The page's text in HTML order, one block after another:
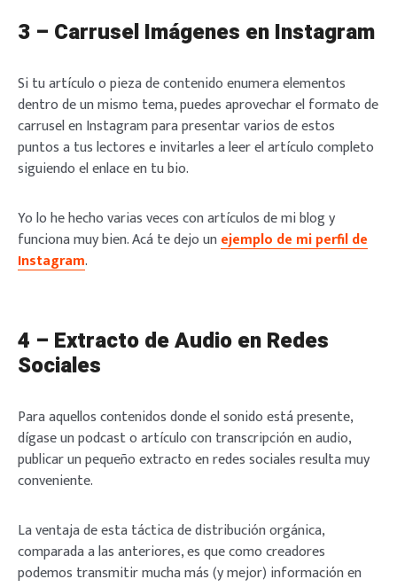
3 – Carrusel Imágenes en Instagram
Si tu artículo o pieza de contenido enumera elementos
dentro de un mismo tema, puedes aprovechar el formato de
carrusel en Instagram para presentar varios de estos
puntos a tus lectores e invitarles a leer el artículo completo
siguiendo el enlace en tu bio.
Yo lo he hecho varias veces con artículos de mi blog y
funciona muy bien. Acá te dejo unejemplo de mi perfil de
Instagram.
4 – Extracto de Audio en Redes
Sociales
Para aquellos contenidos donde el sonido está presente,
dígase un podcast o artículo con transcripción en audio,
publicar un pequeño extracto en redes sociales resulta muy
conveniente.
La ventaja de esta táctica de distribución orgánica,
comparada a las anteriores, es que como creadores
podemos transmitir mucha más (y mejor) información en